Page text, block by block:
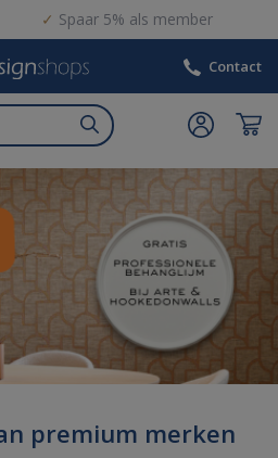
Spaar 5% als member
Contact
premium merken